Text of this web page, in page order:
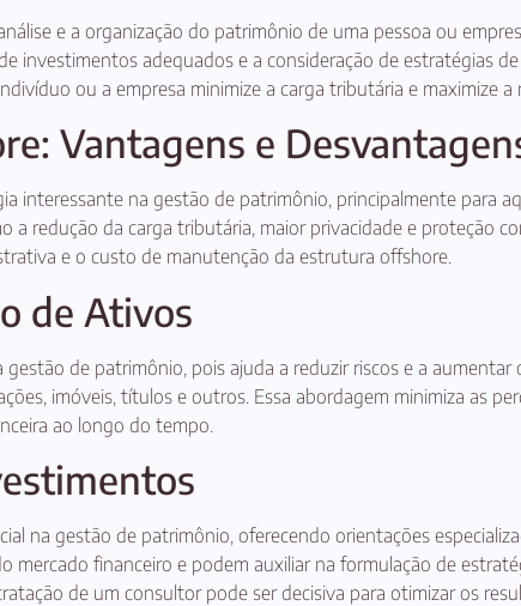
e a organização do patrimônio de uma pessoa ou
investimentos adequados e a consideração de estratégias
ou a empresa minimize a carga tributária e maximize a
Vantagens e
interessante na gestão de patrimônio, principalmente para
a redução da carga tributária, maior privacidade e proteção
e o custo de manutenção da estrutura offshore.
de Ativos
de patrimônio, pois ajuda a reduzir riscos e a
imóveis, títulos e outros. Essa abordagem minimiza as
ao longo do tempo.
na gestão de patrimônio, oferecendo orientações
financeiro e podem auxiliar na formulação de
de um consultor pode ser decisiva para otimizar os